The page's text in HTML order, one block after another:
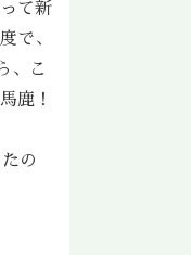
て新
で、
、こ
鹿！
の